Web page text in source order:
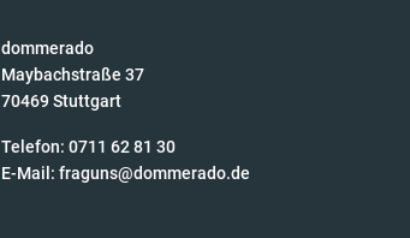
dommerado
Maybachstraße 37
70469 Stuttgart
Telefon: 0711 62 81 30
E-Mail: fraguns@dommerado.de